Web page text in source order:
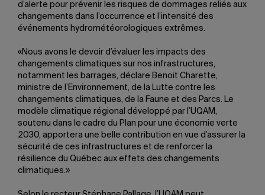
d’alerte pour prévenir les risques de dommages reliés aux
changements dans l’occurrence et l’intensité des
événements hydrométéorologiques extrêmes.
«Nous avons le devoir d’évaluer les impacts des
changements climatiques sur nos infrastructures,
notamment les barrages, déclare Benoit Charette,
ministre de l’Environnement, de la Lutte contre les
changements climatiques, de la Faune et des Parcs. Le
modèle climatique régional développé par l’UQAM,
soutenu dans le cadre du Plan pour une économie verte
2030, apportera une belle contribution en vue d’assurer la
sécurité de ces infrastructures et de renforcer la
résilience du Québec aux effets des changements
climatiques.»